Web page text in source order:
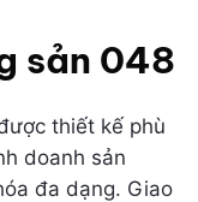
sản 048
thiết kế phù
doanh sản
đa dạng. Giao